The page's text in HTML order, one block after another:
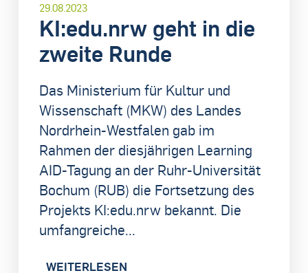
29.08.2023
KI:edu.nrw geht in die
zweite Runde
Das Ministerium für Kultur und
Wissenschaft (MKW) des Landes
Nordrhein-Westfalen gab im
Rahmen der diesjährigen Learning
AID-Tagung an der Ruhr-Universität
Bochum (RUB) die Fortsetzung des
Projekts KI:edu.nrw bekannt. Die
umfangreiche...
WEITERLESEN